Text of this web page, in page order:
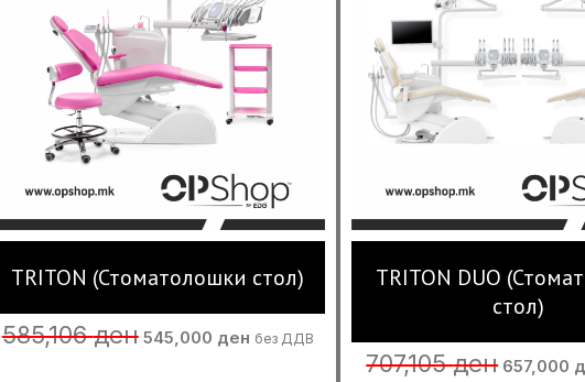
TRITON (Стоматолошки стол)
585,106ден Original
price
545,000 ден
price
без ДДВ
TRITON DUO
стол)
707,105ден Original
price
657,000